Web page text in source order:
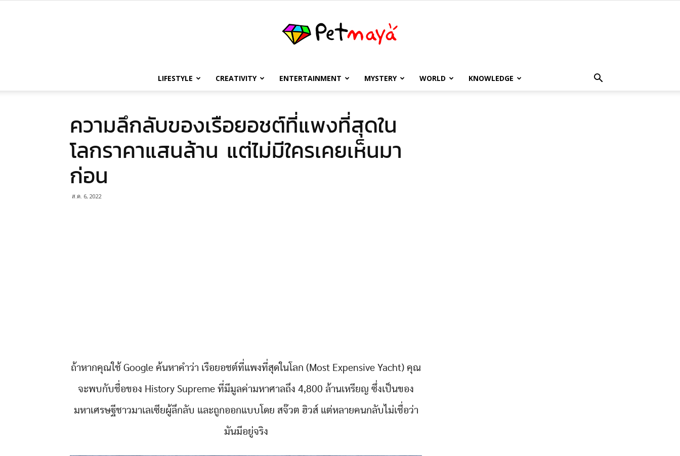
เพชร
มายา
LIFESTYLE CREATIVITY ENTERTAINMENT MYSTERY WORLD KNOWLEDGE
ความลึกลับของเรือยอชต์ที่แพงที่สุดใน
โลกราคาแสนล้าน แต่ไม่มีใครเคยเห็นมา
ก่อน
ส.ค. 6, 2022
ถ้าหากคุณใช้ Google ค้นหาคำว่า เรือยอชต์ที่แพงที่สุดในโลก (Most Expensive Yacht) คุณ
จะพบกับชื่อของ History Supreme ที่มีมูลค่ามหาศาลถึง 4,800 ล้านเหรียญ ซึ่งเป็นของ
มหาเศรษฐีชาวมาเลเซียผู้ลึกลับ และถูกออกแบบโดย สจ๊วต ฮิวส์ แต่หลายคนกลับไม่เชื่อว่า
มันมีอยู่จริง